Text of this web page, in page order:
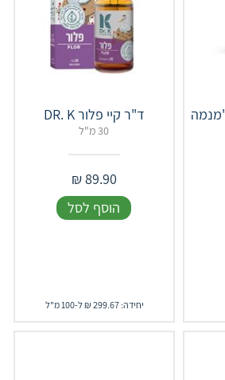
ד"ר קיי פלור DR. K
30 מ"ל
89.90
₪
הוסף לסל
יחידה: 299.67 ₪ ל-100 מ"ל